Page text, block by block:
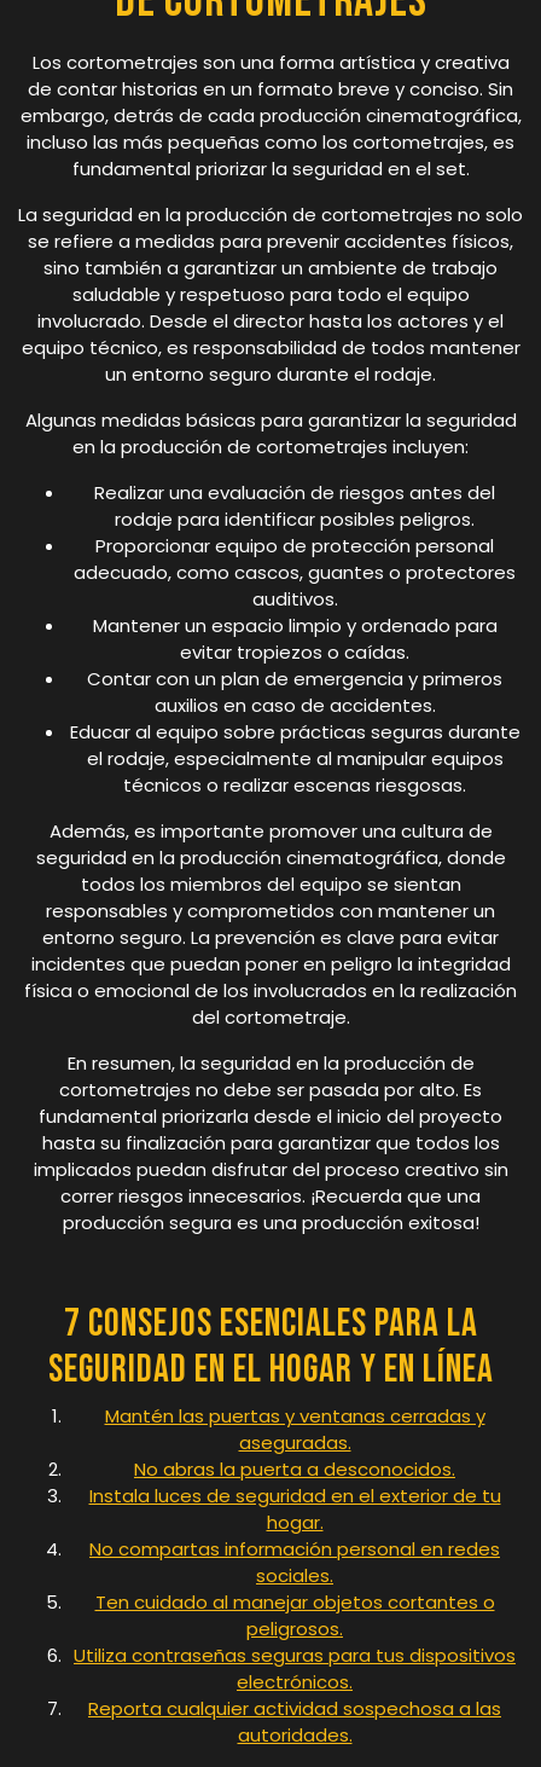
Los cortometrajes son una forma artística y creativa
de contar historias en un formato breve y conciso. Sin
embargo, detrás de cada producción cinematográfica,
incluso las más pequeñas como los cortometrajes, es
fundamental priorizar la seguridad en el set.
La seguridad en la producción de cortometrajes no solo
se refiere a medidas para prevenir accidentes físicos,
sino también a garantizar un ambiente de trabajo
saludable y respetuoso para todo el equipo
involucrado. Desde el director hasta los actores y el
equipo técnico, es responsabilidad de todos mantener
un entorno seguro durante el rodaje.
Algunas medidas básicas para garantizar la seguridad
en la producción de cortometrajes incluyen:
Realizar una evaluación de riesgos antes del
rodaje para identificar posibles peligros.
Proporcionar equipo de protección personal
adecuado, como cascos, guantes o protectores
auditivos.
Mantener un espacio limpio y ordenado para
evitar tropiezos o caídas.
Contar con un plan de emergencia y primeros
auxilios en caso de accidentes.
Educar al equipo sobre prácticas seguras durante
el rodaje, especialmente al manipular equipos
técnicos o realizar escenas riesgosas.
Además, es importante promover una cultura de
seguridad en la producción cinematográfica, donde
todos los miembros del equipo se sientan
responsables y comprometidos con mantener un
entorno seguro. La prevención es clave para evitar
incidentes que puedan poner en peligro la integridad
física o emocional de los involucrados en la realización
del cortometraje.
En resumen, la seguridad en la producción de
cortometrajes no debe ser pasada por alto. Es
fundamental priorizarla desde el inicio del proyecto
hasta su finalización para garantizar que todos los
implicados puedan disfrutar del proceso creativo sin
correr riesgos innecesarios. ¡Recuerda que una
producción segura es una producción exitosa!
7 Consejos Esenciales para la
Seguridad en el Hogar y en Línea
Mantén las puertas y ventanas cerradas y
aseguradas.
No abras la puerta a desconocidos.
Instala luces de seguridad en el exterior de tu
hogar.
No compartas información personal en redes
sociales.
Ten cuidado al manejar objetos cortantes o
peligrosos.
Utiliza contraseñas seguras para tus dispositivos
electrónicos.
Reporta cualquier actividad sospechosa a las
autoridades.